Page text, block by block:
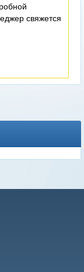
свяжется